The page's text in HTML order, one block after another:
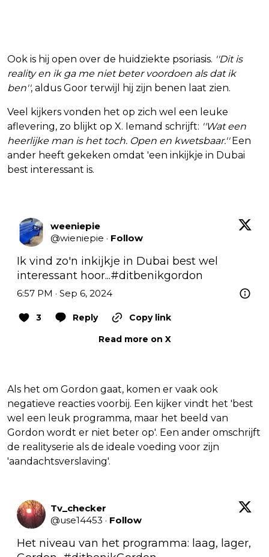
Ook is hij open over de huidziekte psoriasis. ''Dit is
reality en ik ga me niet beter voordoen als dat ik
ben'', aldus Goor terwijl hij zijn benen laat zien.
Veel kijkers vonden het op zich wel een leuke
aflevering, zo blijkt op X. Iemand schrijft: ''Wat een
heerlijke man is het toch. Open en kwetsbaar.''Een
ander heeft gekeken omdat 'een inkijkje in Dubai
best interessant is.
weeniepie
@wieniepie · Follow
Ik vind zo'n inkijkje in Dubai best wel
interessant hoor...#ditbenikgordon
6:57 PM · Sep 6, 2024
3 Reply
Copy link
Read more on X
Als het om Gordon gaat, komen er vaak ook
negatieve reacties voorbij. Een kijker vindt het 'best
wel een leuk programma, maar het beeld van
Gordon wordt er niet beter op'. Een ander omschrijft
de realityserie als de ideale voeding voor zijn
'aandachtsverslaving'.
Tv_checker
@use14453 · Follow
Het niveau van het programma: laag, lager,